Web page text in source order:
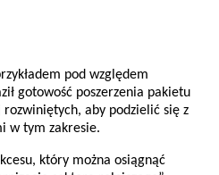
pod względem
gotowość poszerzenia pakietu
aby podzielić się z
w tym zakresie.
który można osiągnąć